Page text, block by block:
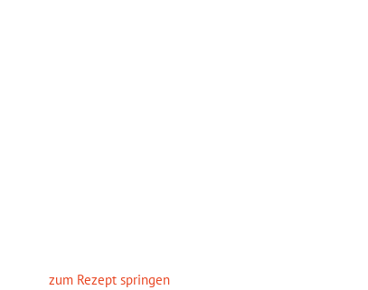
zum Rezept springen